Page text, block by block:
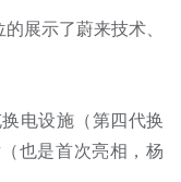
展示了蔚来技术、
电设施（第四代换
也是首次亮相，杨